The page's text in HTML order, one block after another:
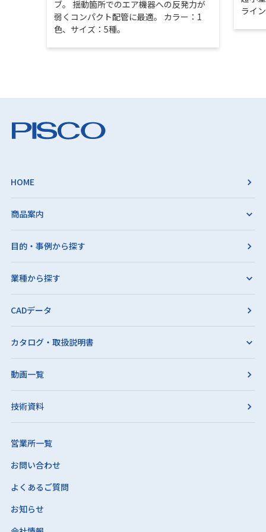
ブ。 揺動箇所でのエア機器への反発力が
弱くコンパクト配管に最適。 カラー：1
色、サイズ：5種。
ライ
HOME
商品案内
目的・事例から探す
業種から探す
CADデータ
カタログ・取扱説明書
動画一覧
技術資料
営業所一覧
お問い合わせ
よくあるご質問
お知らせ